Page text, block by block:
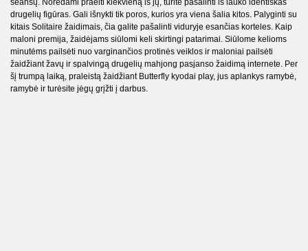
seansų. Norėdami praeiti kiekvieną iš jų, turite pašalinti iš lauko identiškas
drugelių figūras. Gali išnykti tik poros, kurios yra viena šalia kitos. Palyginti su
kitais Solitaire žaidimais, čia galite pašalinti viduryje esančias korteles. Kaip
maloni premija, žaidėjams siūlomi keli skirtingi patarimai. Siūlome kelioms
minutėms pailsėti nuo varginančios protinės veiklos ir maloniai pailsėti
žaidžiant žavų ir spalvingą drugelių mahjong pasjanso žaidimą internete. Per
šį trumpą laiką, praleistą žaidžiant Butterfly kyodai play, jus aplankys ramybė,
ramybė ir turėsite jėgų grįžti į darbus.